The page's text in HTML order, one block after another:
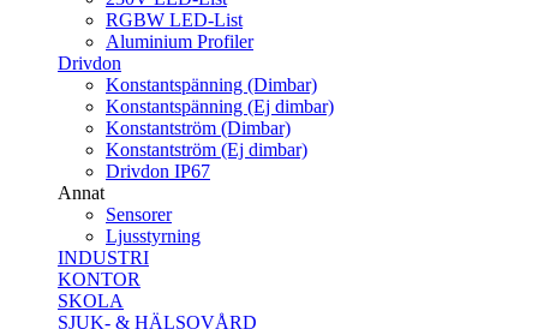
RGBW LED-List
Aluminium Profiler
Drivdon
Konstantspänning (Dimbar)
Konstantspänning (Ej dimbar)
Konstantström (Dimbar)
Konstantström (Ej dimbar)
Drivdon IP67
Annat
Sensorer
Ljusstyrning
INDUSTRI
KONTOR
SKOLA
SJUK- & HÄLSOVÅRD